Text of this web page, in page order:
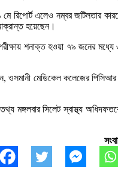
রিপোর্ট এলেও নম্বর জটিলতার
হয়েছেন।
শনাক্ত হওয়া ৭৯ জনের
ওসমানী মেডিকেল কলেজের
সিলেট স্বাস্থ্য